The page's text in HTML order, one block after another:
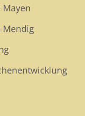
Mayen
Mendig